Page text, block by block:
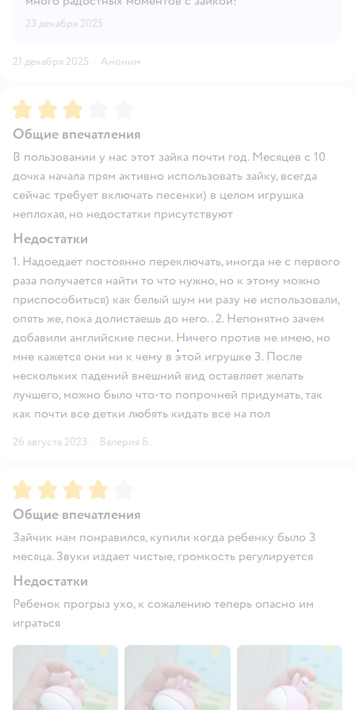
23 декабря 2025
21 декабря 2025 · Аноним
Рейтинг:3
Общие впечатления
В пользовании у нас этот зайка почти год. Месяцев с 10
дочка начала прям активно использовать зайку, всегда
сейчас требует включать песенки) в целом игрушка
неплохая, но недостатки присутствуют
Недостатки
1. Надоедает постоянно переключать, иногда не с первого
раза получается найти то что нужно, но к этому можно
приспособиться) как белый шум ни разу не использовали,
опять же, пока долистаешь до него.. 2. Непонятно зачем
добавили английские песни. Ничего против не имею, но
мне кажется они ни к чему в этой игрушке 3. После
нескольких падений внешний вид оставляет желать
лучшего, можно было что-то попрочней придумать, так
как почти все детки любять кидать все на пол
26 августа 2023 · Валерия Б.
Рейтинг:4
Общие впечатления
Зайчик нам понравился, купили когда ребенку было 3
месяца. Звуки издает чистые, громкость регулируется
Недостатки
Ребенок прогрыз ухо, к сожалению теперь опасно им
играться